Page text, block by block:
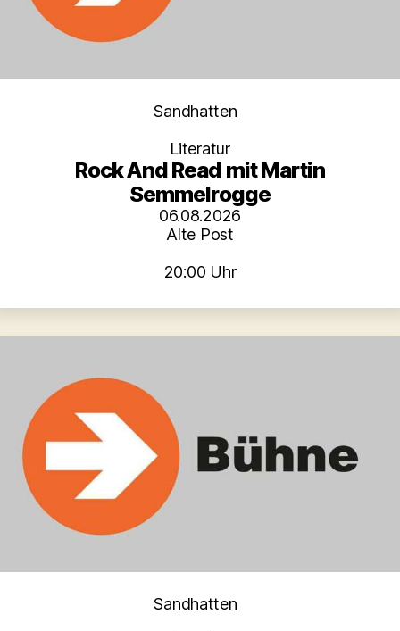
Kategorien
Sandhatten
Literatur
Rock And Read mit Martin
Semmelrogge
06.08.2026
Alte Post
20:00 Uhr
Kategorien
Sandhatten